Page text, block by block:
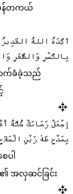
န်တကယ်
اَيَّدَهُ اللهُ القَدِيرُ
بِالنَّصْرِ وَالظَّفَرِ
က်ခံခဲ့သည်
إجْعَلْ زَمَانَكْ كُلَّهُ
بِمَدْحِ طَهٰ زَيْنِ
ပါ
၏ အလှဆင်ခြင်း